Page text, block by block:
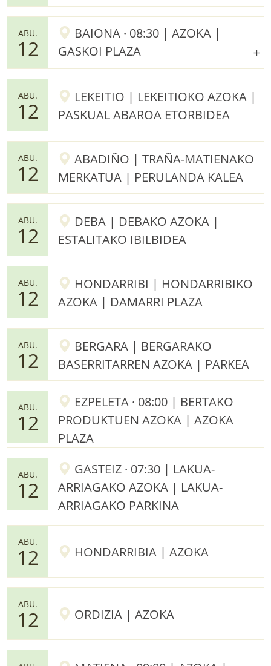
ABU.
12
BAIONA · 08:30 | AZOKA |
GASKOI PLAZA
ABU.
12
LEKEITIO | LEKEITIOKO AZOKA |
PASKUAL ABAROA ETORBIDEA
ABU.
12
ABADIÑO | TRAÑA-MATIENAKO
MERKATUA | PERULANDA KALEA
ABU.
12
DEBA | DEBAKO AZOKA |
ESTALITAKO IBILBIDEA
ABU.
12
HONDARRIBI | HONDARRIBIKO
AZOKA | DAMARRI PLAZA
ABU.
12
BERGARA | BERGARAKO
BASERRITARREN AZOKA | PARKEA
ABU.
12
EZPELETA · 08:00 | BERTAKO
PRODUKTUEN AZOKA | AZOKA
PLAZA
ABU.
12
GASTEIZ · 07:30 | LAKUA-
ARRIAGAKO AZOKA | LAKUA-
ARRIAGAKO PARKINA
ABU.
12 HONDARRIBIA | AZOKA
ABU.
12 ORDIZIA | AZOKA